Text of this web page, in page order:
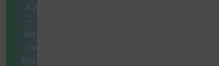
Aufgabe handelt
– manchmal ist
die ideale Lösung
mehr als nur ein
einzelnes Produkt.